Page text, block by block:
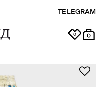
TELEGRAM
0